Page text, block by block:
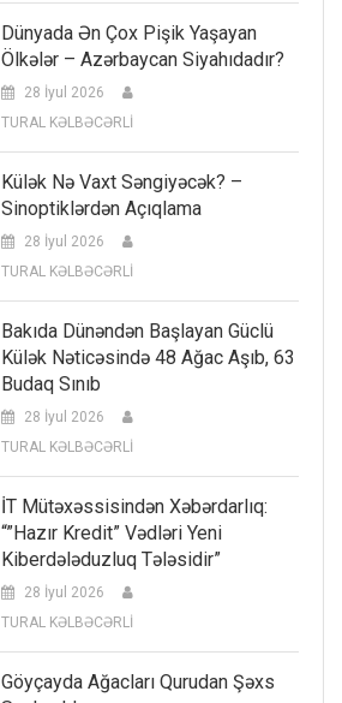
Dünyada Ən Çox Pişik Yaşayan
Ölkələr – Azərbaycan Siyahıdadır?
28 İyul 2026
TURAL KƏLBƏCƏRLİ
Külək Nə Vaxt Səngiyəcək? –
Sinoptiklərdən Açıqlama
28 İyul 2026
TURAL KƏLBƏCƏRLİ
Bakıda Dünəndən Başlayan Güclü
Külək Nəticəsində 48 Ağac Aşıb, 63
Budaq Sınıb
28 İyul 2026
TURAL KƏLBƏCƏRLİ
İT Mütəxəssisindən Xəbərdarlıq:
“”Hazır Kredit” Vədləri Yeni
Kiberdələduzluq Tələsidir”
28 İyul 2026
TURAL KƏLBƏCƏRLİ
Göyçayda Ağacları Qurudan Şəxs